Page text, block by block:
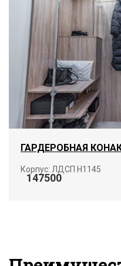
ГАРДЕРОБНАЯ
Корпус: ЛДСП Н1145
147500